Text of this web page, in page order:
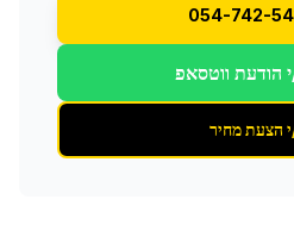
054-742-
הודעת ווטסאפ
הצעת מחיר